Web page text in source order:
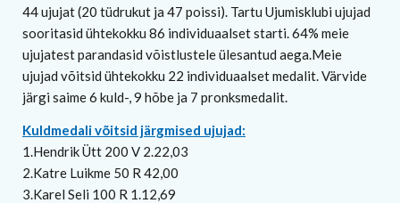
44 ujujat (20 tüdrukut ja 47 poissi). Tartu Ujumisklubi ujujad
sooritasid ühtekokku 86 individuaalset starti. 64% meie
ujujatest parandasid võistlustele ülesantud aega.Meie
ujujad võitsid ühtekokku 22 individuaalset medalit. Värvide
järgi saime 6 kuld-, 9 hõbe ja 7 pronksmedalit.
Kuldmedali võitsid järgmised ujujad:
1.Hendrik Ütt 200 V 2.22,03
2.Katre Luikme 50 R 42,00
3.Karel Seli 100 R 1.12,69